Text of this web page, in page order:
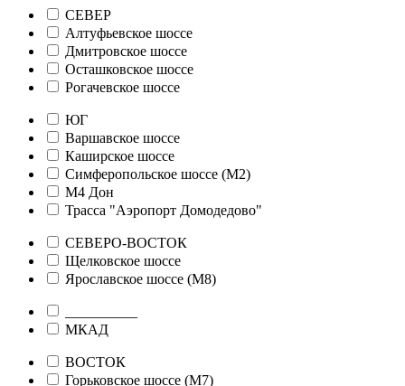
СЕВЕР
Алтуфьевское шоссе
Дмитровское шоссе
Осташковское шоссе
Рогачевское шоссе
ЮГ
Варшавское шоссе
Каширское шоссе
Симферопольское шоссе (М2)
М4 Дон
Трасса "Аэропорт Домодедово"
СЕВЕРО-ВОСТОК
Щелковское шоссе
Ярославское шоссе (М8)
МКАД
ВОСТОК
Горьковское шоссе (М7)